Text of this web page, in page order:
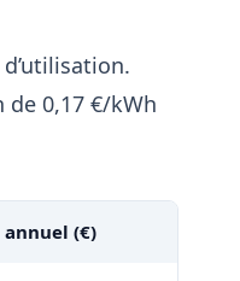
0,17 €/kWh
annuel (€)